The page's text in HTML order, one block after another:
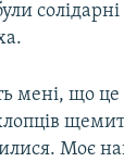
мені, що це
Моє